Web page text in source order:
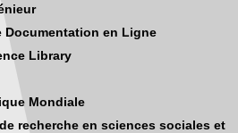
Documentation en Ligne
Library
Mondiale
recherche en sciences sociales et